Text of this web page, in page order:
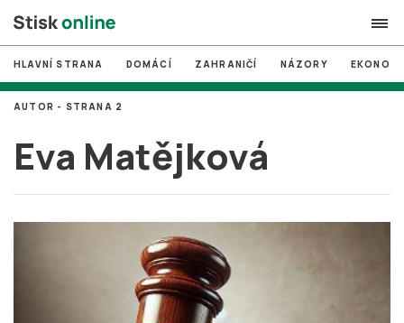
search
# MUNI
# Brno
# volby
HLAVNÍ STRANA DOMÁCÍ ZAHRANIČÍ NÁZORY
Eva Matějková
AUTOR - STRANA 2